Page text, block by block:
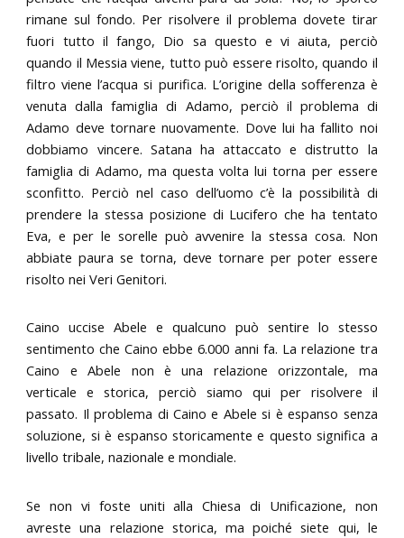
rimane sul fondo. Per risolvere il problema dovete tirar
fuori tutto il fango, Dio sa questo e vi aiuta, perciò
quando il Messia viene, tutto può essere risolto, quando il
filtro viene l’acqua si purifica. L’origine della sofferenza è
venuta dalla famiglia di Adamo, perciò il problema di
Adamo deve tornare nuovamente. Dove lui ha fallito noi
dobbiamo vincere. Satana ha attaccato e distrutto la
famiglia di Adamo, ma questa volta lui torna per essere
sconfitto. Perciò nel caso dell’uomo c’è la possibilità di
prendere la stessa posizione di Lucifero che ha tentato
Eva, e per le sorelle può avvenire la stessa cosa. Non
abbiate paura se torna, deve tornare per poter essere
risolto nei Veri Genitori.
Caino uccise Abele e qualcuno può sentire lo stesso
sentimento che Caino ebbe 6.000 anni fa. La relazione tra
Caino e Abele non è una relazione orizzontale, ma
verticale e storica, perciò siamo qui per risolvere il
passato. Il problema di Caino e Abele si è espanso senza
soluzione, si è espanso storicamente e questo significa a
livello tribale, nazionale e mondiale.
Se non vi foste uniti alla Chiesa di Unificazione, non
avreste una relazione storica, ma poiché siete qui, le